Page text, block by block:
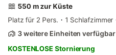
550 m zur Küste
Platz für 2 Pers.
1 Schlafzimmer
3 weitere Einheiten verfügbar
KOSTENLOSE Stornierung